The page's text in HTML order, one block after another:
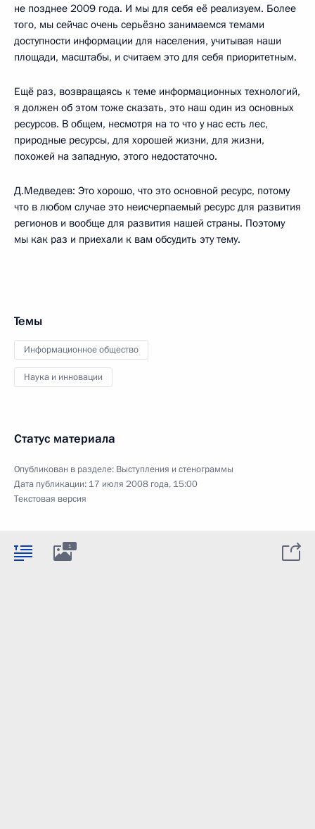
не позднее 2009 года. И мы для себя её реализуем. Более
того, мы сейчас очень серьёзно занимаемся темами
доступности информации для населения, учитывая наши
площади, масштабы, и считаем это для себя приоритетным.
Ещё раз, возвращаясь к теме информационных технологий,
я должен об этом тоже сказать, это наш один из основных
ресурсов. В общем, несмотря на то что у нас есть лес,
природные ресурсы, для хорошей жизни, для жизни,
похожей на западную, этого недостаточно.
Д.Медведев: Это хорошо, что это основной ресурс, потому
что в любом случае это неисчерпаемый ресурс для развития
регионов и вообще для развития нашей страны. Поэтому
мы как раз и приехали к вам обсудить эту тему.
Темы
Информационное общество
Наука и инновации
Статус материала
Опубликован в разделе: Выступления и стенограммы
Дата публикации: 17 июля 2008 года, 15:00
Текстовая версия
1